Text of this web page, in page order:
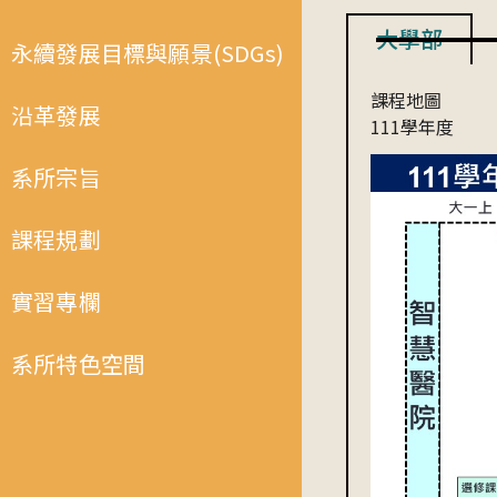
永續發展目標與願景(SDGs)
沿革發展
系所宗旨
課程規劃
實習專欄
系所特色空間
大學部
課程地圖
111學年度